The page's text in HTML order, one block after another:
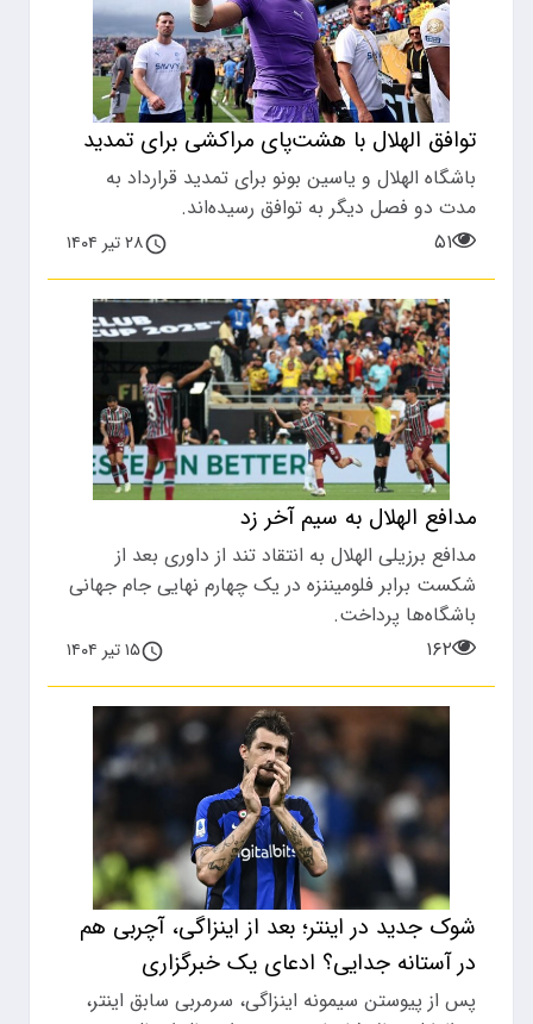
توافق الهلال با هشت‌پای مراکشی برای تمدید
باشگاه الهلال و یاسین بونو برای تمدید قرارداد به
مدت دو فصل دیگر به توافق رسیده‌اند.
۵۱
۲۸ تیر ۱۴۰۴
مدافع الهلال به سیم آخر زد
مدافع برزیلی الهلال به انتقاد تند از داوری بعد از
شکست برابر فلومیننزه در یک چهارم نهایی جام جهانی
باشگاه‌ها پرداخت.
۱۶۲
۱۵ تیر ۱۴۰۴
شوک جدید در اینتر؛ بعد از اینزاگی، آچربی هم
در آستانه جدایی؟ ادعای یک خبرگزاری
پس از پیوستن سیمونه اینزاگی، سرمربی سابق اینتر،